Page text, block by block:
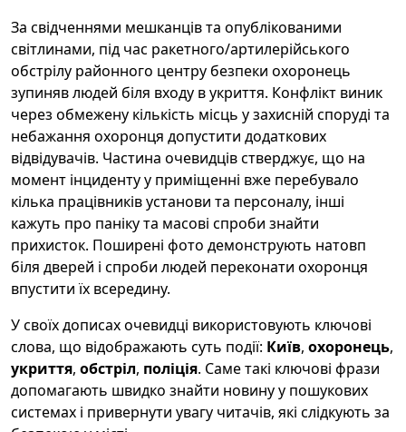
За свідченнями мешканців та опублікованими
світлинами, під час ракетного/артилерійського
обстрілу районного центру безпеки охоронець
зупиняв людей біля входу в укриття. Конфлікт виник
через обмежену кількість місць у захисній споруді та
небажання охоронця допустити додаткових
відвідувачів. Частина очевидців стверджує, що на
момент інциденту у приміщенні вже перебувало
кілька працівників установи та персоналу, інші
кажуть про паніку та масові спроби знайти
прихисток. Поширені фото демонструють натовп
біля дверей і спроби людей переконати охоронця
впустити їх всередину.
У своїх дописах очевидці використовують ключові
слова, що відображають суть події: Київ, охоронець,
укриття, обстріл, поліція. Саме такі ключові фрази
допомагають швидко знайти новину у пошукових
системах і привернути увагу читачів, які слідкують за